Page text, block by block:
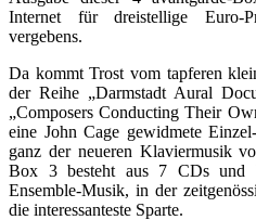
Internet für dreistellige Euro-
vergebens.
Da kommt Trost vom tapferen
der Reihe „Darmstadt Aural
„Composers Conducting Their
eine John Cage gewidmete
ganz der neueren Klaviermusik
Box 3 besteht aus 7 CDs und
Ensemble-Musik, in der
die interessanteste Sparte.